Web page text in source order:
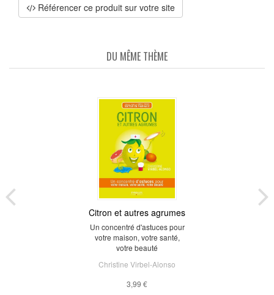
Référencer ce produit sur votre site
DU MÊME THÈME
Citron et autres agrumes
Un concentré d'astuces pour
votre maison, votre santé,
votre beauté
Christine Virbel-Alonso
3,99 €